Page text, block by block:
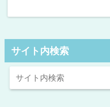
サイト内検索